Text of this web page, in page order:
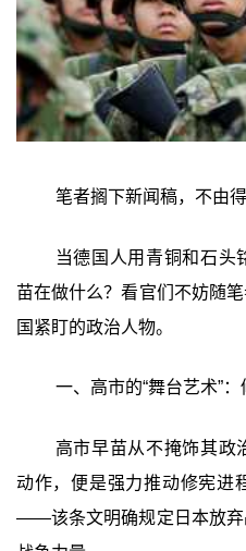
笔者搁下新闻稿，不由
当德国人用青铜和石头
苗在做什么？看官们不妨随
国紧盯的政治人物。
一、高市的“舞台艺术”
高市早苗从不掩饰其政
动作，便是强力推动修宪进
——该条文明确规定日本放弃